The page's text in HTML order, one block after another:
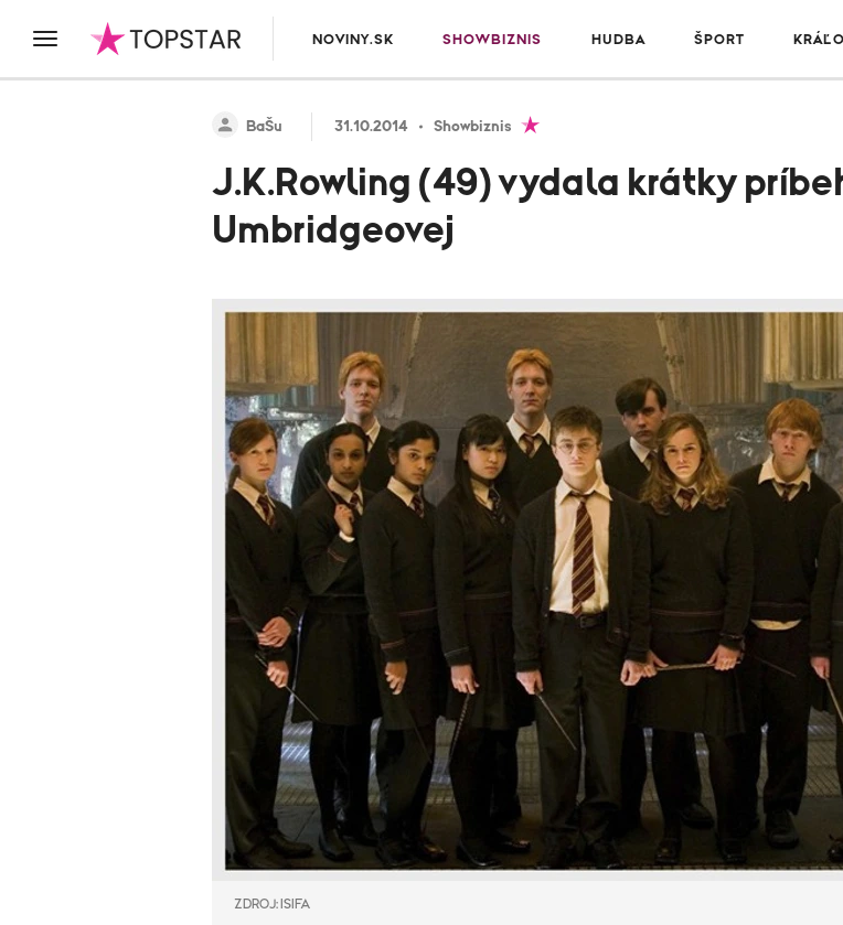
NOVINY.SK SHOWBIZNIS HUDBA ŠPORT
BaŠu 31.10.2014 Showbiznis
J.K.Rowling (49) vydala krátky
Umbridgeovej
ZDROJ: ISIFA